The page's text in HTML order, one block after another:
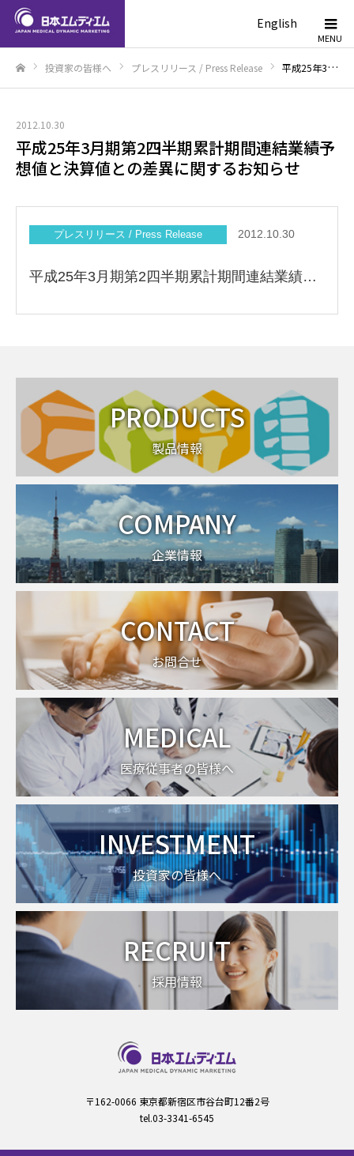
English
投資家の皆様へ プレスリリース / Press Release 平成25年3月期第2四半期累計期間連結業績予想値と決算値との差異に関するお知らせ
2012.10.30
平成25年3月期第2四半期累計期間連結業績予
想値と決算値との差異に関するお知らせ
プレスリリース / Press Release 2012.10.30
平成25年3月期第2四半期累計期間連結業績予想値と決算値との差異に関するお知らせ
PRODUCTS
製品情報
COMPANY
企業情報
CONTACT
お問合せ
MEDICAL
医療従事者の皆様へ
INVESTMENT
投資家の皆様へ
RECRUIT
採用情報
〒162-0066 東京都新宿区市谷台町12番2号
tel.03-3341-6545